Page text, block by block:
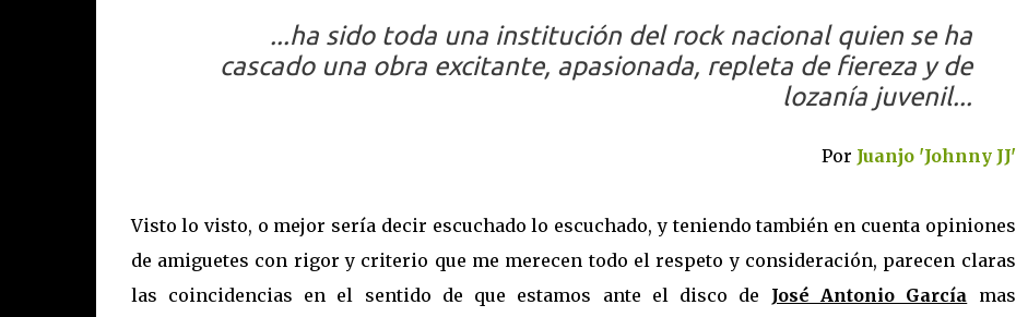
...ha sido toda una institución del rock nacional quien se ha
cascado una obra excitante, apasionada, repleta de fiereza y de
lozanía juvenil...
Por Juanjo 'Johnny JJ'
Visto lo visto, o mejor sería decir escuchado lo escuchado, y teniendo también en cuenta opiniones
de amiguetes con rigor y criterio que me merecen todo el respeto y consideración, parecen claras
las coincidencias en el sentido de que estamos ante el disco de José Antonio García mas